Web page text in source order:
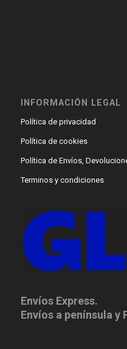
INFORMACIÓN LEGAL
Política de privacidad
Política de cookies
Política de Envíos,
Terminos y condiciones
Envíos Express.
Envíos a península y